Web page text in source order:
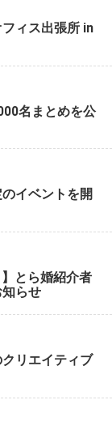
ィス出張所 in
名まとめを公
イベントを開
】とら婚紹介者
らせ
リエイティブ